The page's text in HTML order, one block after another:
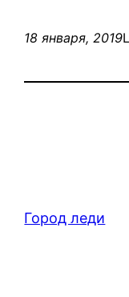
18 января, 2019
Город леди